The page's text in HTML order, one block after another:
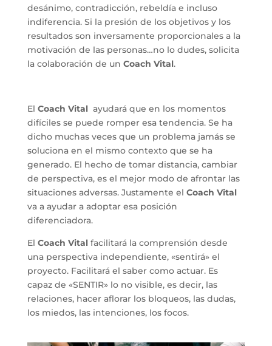
desánimo, contradicción, rebeldía e incluso
indiferencia. Si la presión de los objetivos y los
resultados son inversamente proporcionales a la
motivación de las personas…no lo dudes, solicita
la colaboración de un Coach Vital.
El Coach Vitalayudará que en los momentos
difíciles se puede romper esa tendencia. Se ha
dicho muchas veces que un problema jamás se
soluciona en el mismo contexto que se ha
generado. El hecho de tomar distancia, cambiar
de perspectiva, es el mejor modo de afrontar las
situaciones adversas. Justamente el Coach Vital
va a ayudar a adoptar esa posición
diferenciadora.
El Coach Vitalfacilitará la comprensión desde
una perspectiva independiente, «sentirá» el
proyecto. Facilitará el saber como actuar. Es
capaz de «SENTIR» lo no visible, es decir, las
relaciones, hacer aflorar los bloqueos, las dudas,
los miedos, las intenciones, los focos.